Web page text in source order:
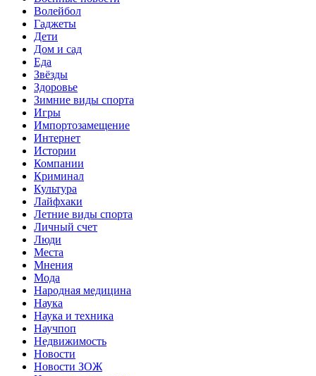
Волейбол
Гаджеты
Дети
Дом и сад
Еда
Звёзды
Здоровье
Зимние виды спорта
Игры
Импортозамещение
Интернет
Истории
Компании
Криминал
Культура
Лайфхаки
Летние виды спорта
Личный счет
Люди
Места
Мнения
Мода
Народная медицина
Наука
Наука и техника
Научпоп
Недвижимость
Новости
Новости ЗОЖ